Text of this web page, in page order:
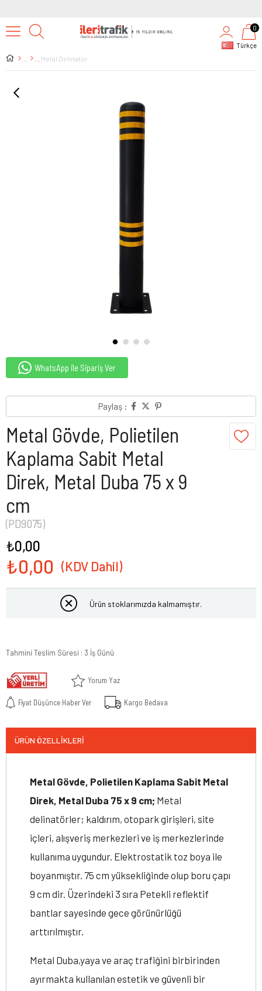
Türkçe
0
Metal Delinatör
WhatsApp ile Sipariş Ver
Paylaş :
Metal Gövde, Polietilen
Kaplama Sabit Metal
Direk, Metal Duba 75 x 9
cm
(PD9075)
₺0,00
₺0,00
Ürün stoklarımızda kalmamıştır.
Tahmini Teslim Süresi : 3 İş Günü
Yorum Yaz
Fiyat Düşünce Haber Ver Kargo Bedava
ÜRÜN ÖZELLIKLERI
Metal Gövde, Polietilen Kaplama Sabit Metal
Direk, Metal Duba 75 x 9 cm; Metal
delinatörler; kaldırım, otopark girişleri, site
içleri, alışveriş merkezleri ve iş merkezlerinde
kullanıma uygundur. Elektrostatik toz boya ile
boyanmıştır. 75 cm yüksekliğinde olup boru çapı
9 cm dir. Üzerindeki 3 sıra Petekli reflektif
bantlar sayesinde gece görünürlüğü
arttırılmıştır.
Metal Duba,yaya ve araç trafiğini birbirinden
ayırmakta kullanılan estetik ve güvenli bir